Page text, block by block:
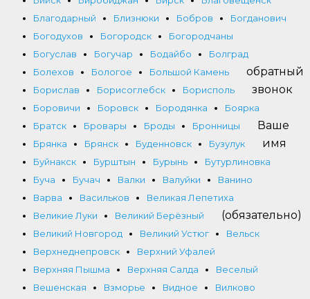
Благодарный
Близнюки Бобров
Богданович
Богодухов
Богородск
Богородчаны
Богуслав
Богучар Бодайбо
Болград
Болехов
Бологое
Большой Камень
Борислав
Борисоглебск
Борисполь
Боровичи
Боровск Бородянка
Боярка
Братск
Бровары Броды
Бронницы
Брянка
Брянск Буденновск
Бузулук
Буйнакск
Бурштын Бурынь
Бутурлиновка
Буча
Бучач Валки Валуйки
Ванино
Варва
Васильков
Великая Лепетиха
Великие Луки
Великий Берёзный
Великий Новгород
Великий Устюг
Вельск
Верхнеднепровск
Верхний Уфалей
Верхняя Пышма
Верхняя Салда
Веселый
Вешенская
Взморье Видное
Вилково
обратный
звонок
Ваше
имя
(обязательно)